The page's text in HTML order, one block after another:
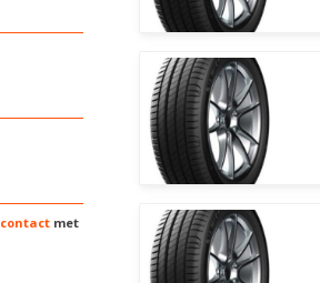
contact met